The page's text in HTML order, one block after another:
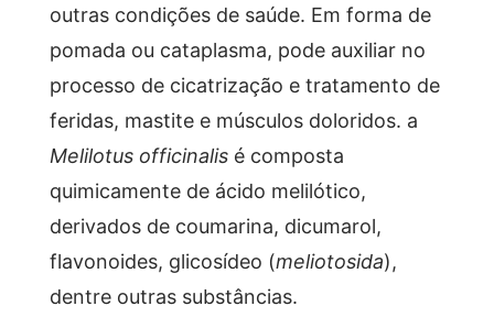
outras condições de saúde. Em forma de
pomada ou cataplasma, pode auxiliar no
processo de cicatrização e tratamento de
feridas, mastite e músculos doloridos. a
Melilotus officinalisé composta
quimicamente de ácido melilótico,
derivados de coumarina, dicumarol,
flavonoides, glicosídeo (meliotosida),
dentre outras substâncias.